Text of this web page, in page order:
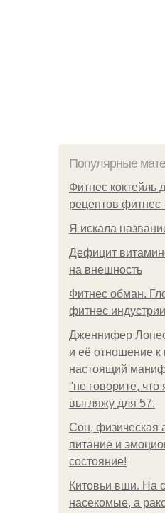
Популярные
Фитнес коктейль
рецептов фитнес
Я искала
Дефицит
на внешность
Фитнес обман.
фитнес
Дженнифер
и её отношение к
настоящий
"не говорите, что
выгляжу для 57.
Сон, физическая
питание и
состояние!
Китовьи вши. На
насекомые, а